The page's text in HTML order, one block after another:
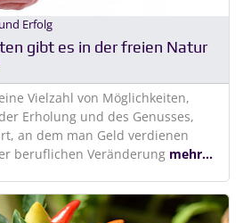
Erfolg
gibt es in der freien Natur
Vielzahl von Möglichkeiten,
Erholung und des Genusses,
an dem man Geld verdienen
beruflichen Veränderung mehr...